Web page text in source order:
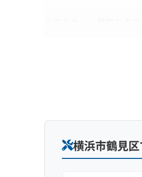
道路の油分と川の
道路などから室内に
ビやホコリが固まる
横浜市鶴見